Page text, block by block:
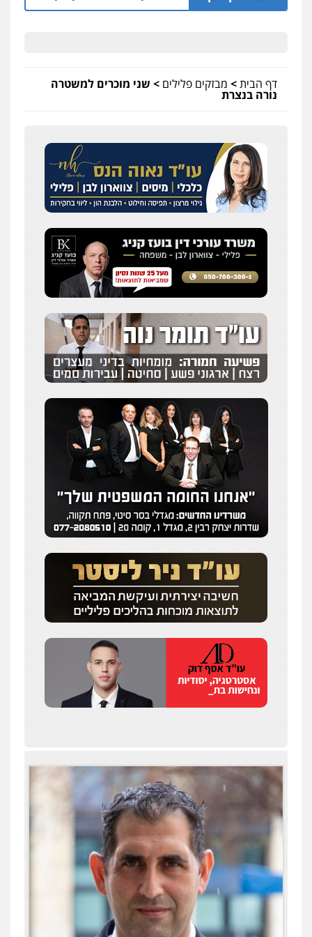
דף הבית> מבזקים פלילים > שני מוכרים למשטרה
נורה בנצרת
עו"ד תומר נוה
פלילי מעצרים וחקירות עבירות המתה עורכי
דין לענייני אסירים
0507913332
עו"ד איהאב ג'לג'ולי
פלילי מעצרים וחקירות עורכי דין לענייני
אסירים
0505216700
עו"ד שלומי שרון
פלילי צבאי מעצרים וחקירות